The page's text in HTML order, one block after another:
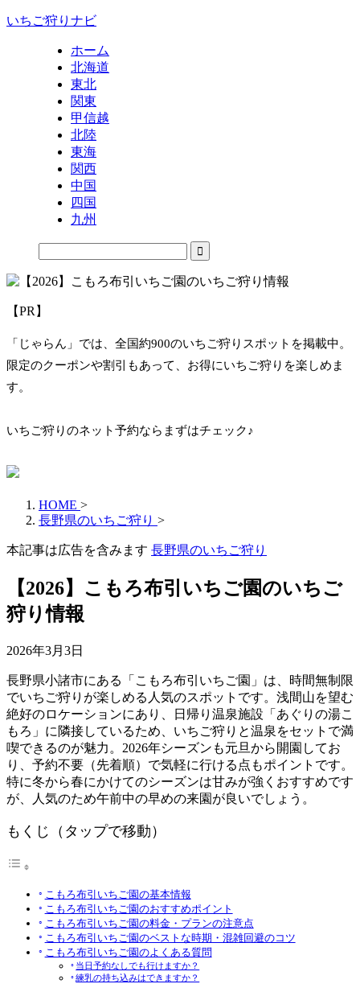
いちご狩りナビ
ホーム
北海道
東北
関東
甲信越
北陸
東海
関西
中国
四国
九州
【PR】
「じゃらん」では、全国約900のいちご狩りスポットを掲載中。
限定のクーポンや割引もあって、お得にいちご狩りを楽しめま
す。
いちご狩りのネット予約ならまずはチェック♪
HOME >
長野県のいちご狩り >
本記事は広告を含みます 長野県のいちご狩り
【2026】こもろ布引いちご園のいちご
狩り情報
2026年3月3日
長野県小諸市にある「こもろ布引いちご園」は、時間無制限
でいちご狩りが楽しめる人気のスポットです。浅間山を望む
絶好のロケーションにあり、日帰り温泉施設「あぐりの湯こ
もろ」に隣接しているため、いちご狩りと温泉をセットで満
喫できるのが魅力。2026年シーズンも元旦から開園してお
り、予約不要（先着順）で気軽に行ける点もポイントです。
特に冬から春にかけてのシーズンは甘みが強くおすすめです
が、人気のため午前中の早めの来園が良いでしょう。
もくじ（タップで移動）
こもろ布引いちご園の基本情報
こもろ布引いちご園のおすすめポイント
こもろ布引いちご園の料金・プランの注意点
こもろ布引いちご園のベストな時期・混雑回避のコツ
こもろ布引いちご園のよくある質問
当日予約なしでも行けますか？
練乳の持ち込みはできますか？